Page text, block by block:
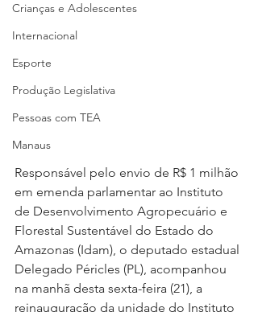
Crianças e Adolescentes
Internacional
Esporte
Produção Legislativa
Pessoas com TEA
Manaus
Responsável pelo envio de R$ 1 milhão
em emenda parlamentar ao Instituto
de Desenvolvimento Agropecuário e
Florestal Sustentável do Estado do
Amazonas (Idam), o deputado estadual
Delegado Péricles (PL), acompanhou
na manhã desta sexta-feira (21), a
reinauguração da unidade do Instituto